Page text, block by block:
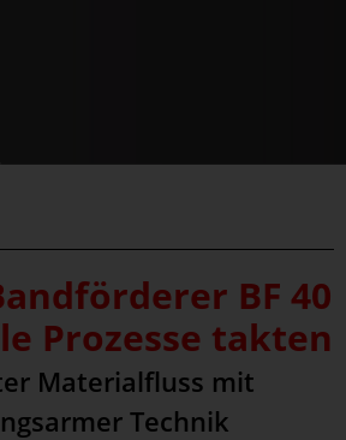
BF 40
Prozesse takten
Materialfluss mit
Technik